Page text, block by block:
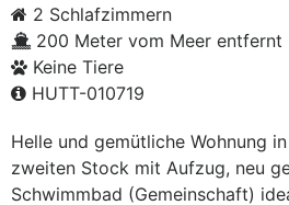
2 Schlafzimmern
200 Meter vom Meer entfernt
Keine Tiere
HUTT-010719
Helle und gemütliche Wohnung
zweiten Stock mit Aufzug, neu
Schwimmbad (Gemeinschaft)